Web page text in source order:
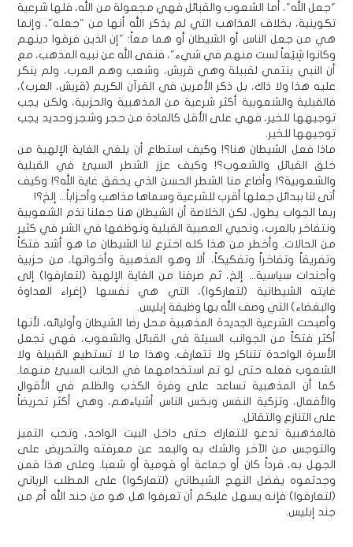
"جعل الله"، أما الشعوب والقبائل فهي مجعولة من الله، فلها شرعية
تكوينية، بخلاف المذاهب التي لم يذكر الله أنها من "جعله"، وإنما
هي من جعل الناس أو الشيطان أو هما معاً: "إن الذين فرقوا دينهم
وكانوا شِيَعاً لست منهم في شيء"، فنفى الله عن نبيه المذهب، مع
أن النبي ينتمي لقبيلة وهي قريش، وشعب وهم العرب، ولم ينكر
عليه هذا ولا ذاك، بل ذكر الأمرين في القرآن الكريم (قريش، العرب)،
فالقبلية والشعوبية أكثر شرعية من المذهبية والحزبية، ولكن يجب
توجيهها للخير، فهي على الأقل كالمادة من حجر وشجر وحديد يجب
توجيهها للخير.
ماذا فعل الشيطان هنا؟! وكيف استطاع أن يلغي الغاية الإلهية من
خلق القبائل والشعوب؟! وكيف عزز الشطر السيئ في القبلية
والشعوبية؟! وأضاع منا الشطر الحسن الذي يحقق غاية الله؟! وكيف
أتى لنا ببدائل جعلها أقرب للشرعية وسماها مذاهب وأحزاباً... إلخ؟!
ربما الجواب يطول، لكن الخلاصة أن الشيطان هنا جعلنا نذم الشعوبية
ونتفاخر بالعرب، ونحيي العصبية القبلية ونوظفها في الشر في كثير
من الحالات. وأخطر من هذا كله اخترع لنا الشيطان ما هو أشد فتكاً
وتفريقاً وتفاخراً وتفكيكاً، ألا وهو المذهبية وأخواتها، من حزبية
وأجندات سياسية... إلخ، ثم صرفنا من الغاية الإلهية (لتعارفوا) إلى
غايته الشيطانية (لتعاركوا)، التي هي نفسها (إغراء العداوة
والبغضاء) التي وصف الله بها وظيفة إبليس.
وأصبحت الشرعية الجديدة المذهبية محل رضا الشيطان وأوليائه، لأنها
أكثر فتكاً من الجوانب السيئة في القبائل والشعوب، فهي تجعل
الأسرة الواحدة تتناكر ولا تتعارف. وهذا ما لا تستطيع القبيلة ولا
الشعوب فعله حتى لو تم استخدامهما في الجانب السيئ منهما.
كما أن المذهبية تساعد على وفرة الكذب والظلم في الأقوال
والأفعال، وتزكية النفس وبخس الناس أشياءهم، وهي أكثر تحريضاً
على التنازع والتقاتل.
فالمذهبية تدعو للتعارك حتى داخل البيت الواحد، وتحب التميز
والتوجس من الآخر والشك به والبعد عن معرفته والتحريض على
الجهل به، فرداً كان أو جماعة أو قومية أو شعبا. وعلى هذا فمن
وجدتموه يفضل النهج الشيطاني (لتعاركوا) على المطلب الرباني
(لتعارفوا) فإنه يسهل عليكم أن تعرفوا هل هو من جند الله أم من
جند إبليس.